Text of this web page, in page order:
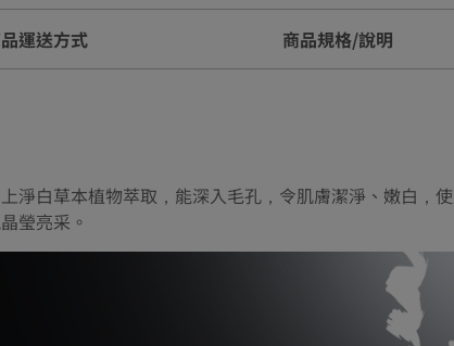
運送方式 商品規格/說明
淨白草本植物萃取，能深入毛孔，令肌膚潔淨、嫩白，
瑩亮采。